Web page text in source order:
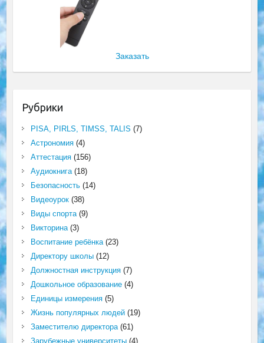
Заказать
Рубрики
PISA, PIRLS, TIMSS, TALIS (7)
Астрономия(4)
Аттестация(156)
Аудиокнига(18)
Безопасность(14)
Видеоурок(38)
Виды спорта(9)
Викторина(3)
Воспитание ребёнка(23)
Директору школы(12)
Должностная инструкция(7)
Дошкольное образование(4)
Единицы измерения(5)
Жизнь популярных людей(19)
Заместителю директора(61)
Зарубежные университеты(4)